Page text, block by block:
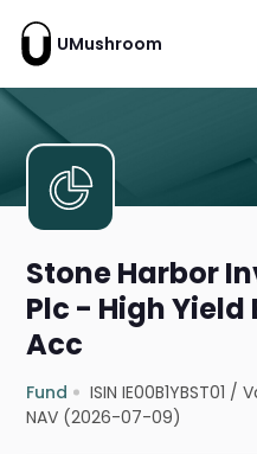
UMushroom
Stone Harbor
Plc - High Yield
Acc
Fund ISIN IE00B1YBST01 /
NAV (2026-07-09)